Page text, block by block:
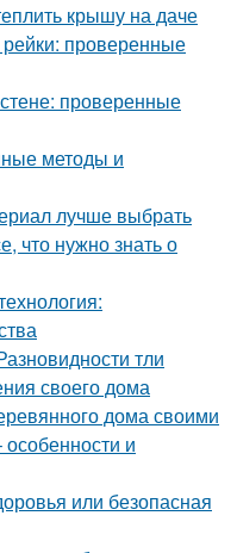
крышу на даче
проверенные
проверенные
методы и
лучше выбрать
что нужно знать о
тли
своего дома
дома своими
и
или безопасная